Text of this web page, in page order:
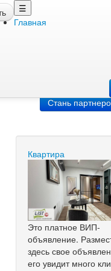
☰
Главная
Стань
Квартира
Это платное ВИП-
объявление.
здесь свое
его увидит много